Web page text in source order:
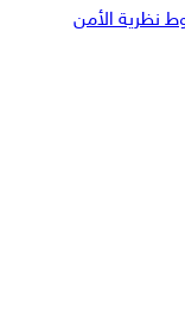
الأمن